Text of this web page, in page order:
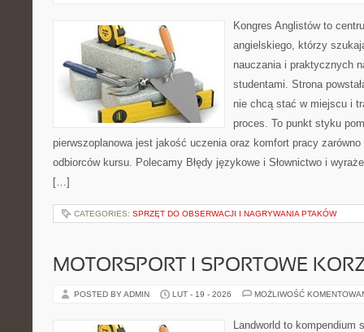
Kongres Anglistów to
angielskiego, którzy
nauczania i praktycznych
studentami. Strona
nie chcą stać w miejscu i
proces. To punkt styku
pierwszoplanowa jest jakość uczenia oraz komfort pracy
odbiorców kursu. Polecamy Błędy językowe i Słownictwo i
[…]
CATEGORIES: SPRZĘT DO OBSERWACJI I NAGRYWANIA PTAKÓW
MOTORSPORT I SPORTOWE
POSTED BY ADMIN LUT - 19 - 2026 MOŻLIWOŚĆ
Landworld to kompendium